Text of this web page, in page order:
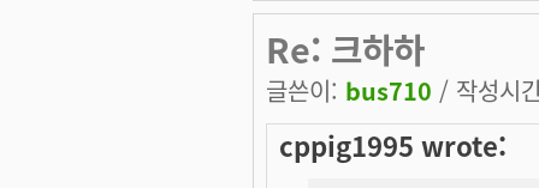
Re: 크하하
글쓴이: bus710 / 작성시
cppig1995 wrote: